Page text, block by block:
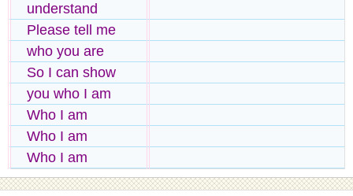
understand
Please tell me
who you are
So I can show
you who I am
Who I am
Who I am
Who I am